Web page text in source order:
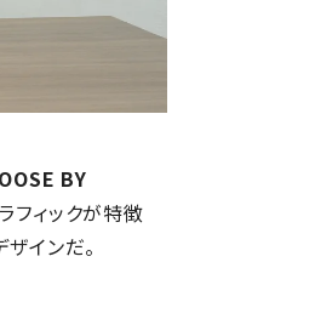
BY
フィックが特徴
インだ。